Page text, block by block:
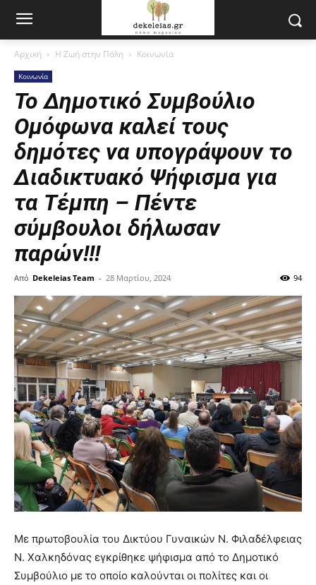
Αρχική Η Ζωή στην Πόλη Κοινωνία
Κοινωνία
Το Δημοτικό Συμβούλιο
Ομόφωνα καλεί τους
δημότες να υπογράψουν το
Διαδικτυακό Ψήφισμα για
τα Τέμπη – Πέντε
σύμβουλοι δήλωσαν
παρών!!!
Από Dekeleias Team - 28 Μαρτίου, 2024 94
Με πρωτοβουλία του Δικτύου Γυναικών Ν. Φιλαδέλφειας
Ν. Χαλκηδόνας εγκρίθηκε ψήφισμα από το Δημοτικό
Συμβούλιο με το οποίο καλούνται οι πολίτες και οι